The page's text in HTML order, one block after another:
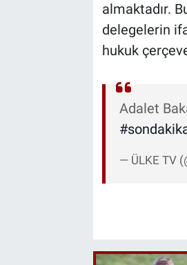
almaktadır.
delegelerin
hukuk
Adalet
— ÜLKE TV